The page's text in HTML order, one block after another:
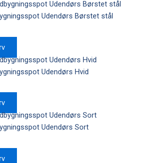
Udendørs Børstet stål
Udendørs Hvid
Udendørs Sort